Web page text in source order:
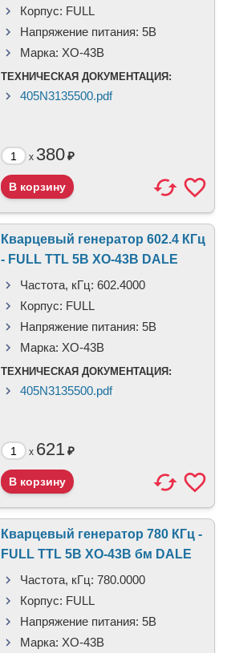
Корпус: FULL
Напряжение питания: 5В
Марка: XO-43B
ТЕХНИЧЕСКАЯ ДОКУМЕНТАЦИЯ:
405N3135500.pdf
x 380₽
Кварцевый генератор 602.4 КГц
- FULL TTL 5В XO-43B DALE
Частота, кГц: 602.4000
Корпус: FULL
Напряжение питания: 5В
Марка: XO-43B
ТЕХНИЧЕСКАЯ ДОКУМЕНТАЦИЯ:
405N3135500.pdf
x 621₽
Кварцевый генератор 780 КГц -
FULL TTL 5В XO-43B бм DALE
Частота, кГц: 780.0000
Корпус: FULL
Напряжение питания: 5В
Марка: XO-43B